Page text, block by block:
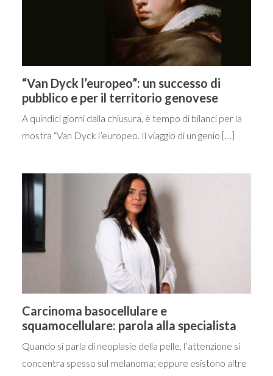
“Van Dyck l’europeo”: un successo di
pubblico e per il territorio genovese
A quindici giorni dalla chiusura, è tempo di bilanci per la
mostra “Van Dyck l’europeo. Il viaggio di un genio […]
Carcinoma basocellulare e
squamocellulare: parola alla specialista
Quando si parla di neoplasie della pelle, l’attenzione si
concentra spesso sul melanoma; eppure esistono altre